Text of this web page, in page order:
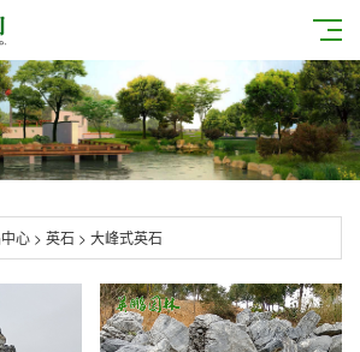
心 > 英石 > 大峰式英石